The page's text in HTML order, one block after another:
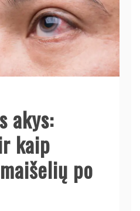
akys:
kaip
po